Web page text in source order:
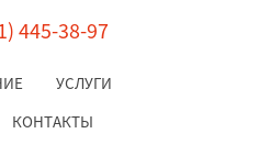
445-38-97
УСЛУГИ
КОНТАКТЫ